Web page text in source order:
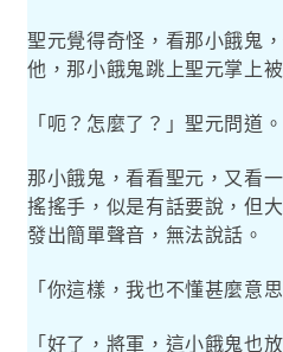
聖元覺得奇怪，看那小餓鬼
他，那小餓鬼跳上聖元掌上
「呃？怎麼了？」聖元問道。
那小餓鬼，看看聖元，又看
搖搖手，似是有話要說，但
發出簡單聲音，無法說話。
「你這樣，我也不懂甚麼意
「好了，將軍，這小餓鬼也